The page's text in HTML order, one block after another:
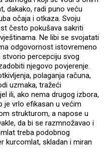
dakako, radi puno veću
očaja i otkaza. Svoju
često pokušava sakriti
Ne libi se svojatati
odgovornost istovremeno
stvorio percepciju svog
njegovo povjerenje.
polaganja računa,
uzmaka, tražeći
ili, ako nema drugog izbora,
je vrlo efikasan u većim
strukturom, a napose u
da bi se razmnožavao i
treba podobnog
kurcomlat, skladan i miran